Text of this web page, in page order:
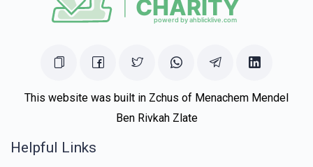
This website was built in Zchus of Menachem Mendel
Ben Rivkah Zlate
Helpful Links